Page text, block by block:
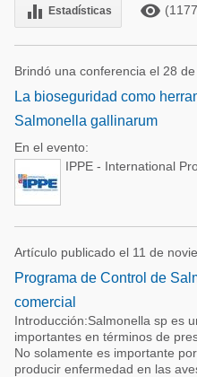
equalizer Estadísticas remove_red_eye
Brindó una conferencia el 28
La bioseguridad como
Salmonella gallinarum
En el evento:
IPPE - International
Artículo publicado el 11 de
Programa de Control de
comercial
Introducción:Salmonella sp es
importantes en términos de
No solamente es importante
producir enfermedad en las